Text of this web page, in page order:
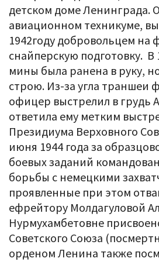
детском доме Ленинграда.
авиационном техникуме,
1942году добровольцем на
снайперскую подготовку. В
мины была ранена в руку,
строю. Из-за угла траншеи
офицер выстрелил в грудь
ответила ему метким
Президиума Верховного
июня 1944 года за
боевых заданий
борьбы с немецкими
проявленные при этом
ефрейтору Молдагуловой
Нурмухамбетовне
Советского Союза
орденом Ленина также